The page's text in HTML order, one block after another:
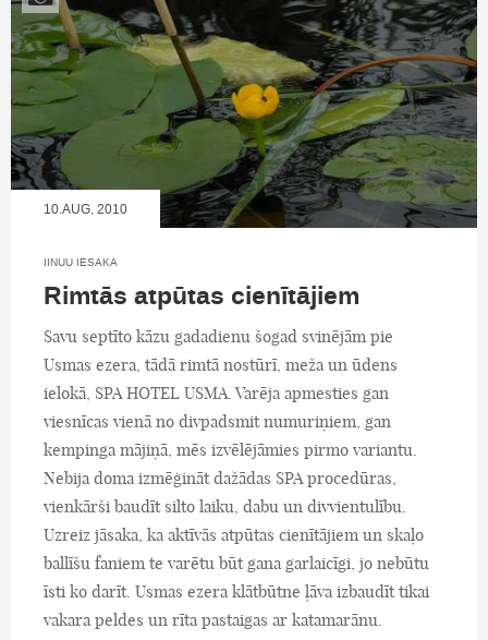
10.AUG, 2010
IINUU IESAKA
Rimtās atpūtas cienītājiem
Savu septīto kāzu gadadienu šogad svinējām pie
Usmas ezera, tādā rimtā nostūrī, meža un ūdens
ielokā, SPA HOTEL USMA. Varēja apmesties gan
viesnīcas vienā no divpadsmit numuriņiem, gan
kempinga mājiņā, mēs izvēlējāmies pirmo variantu.
Nebija doma izmēģināt dažādas SPA procedūras,
vienkārši baudīt silto laiku, dabu un divvientulību.
Uzreiz jāsaka, ka aktīvās atpūtas cienītājiem un skaļo
ballīšu faniem te varētu būt gana garlaicīgi, jo nebūtu
īsti ko darīt. Usmas ezera klātbūtne ļāva izbaudīt tikai
vakara peldes un rīta pastaigas ar katamarānu.